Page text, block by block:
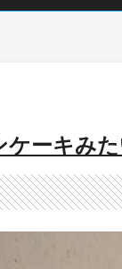
ケーキみ